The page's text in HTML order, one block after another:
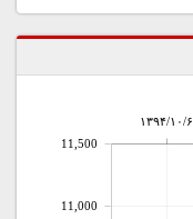
۱۳۹۴/۱۰/۶
11,000
11,500